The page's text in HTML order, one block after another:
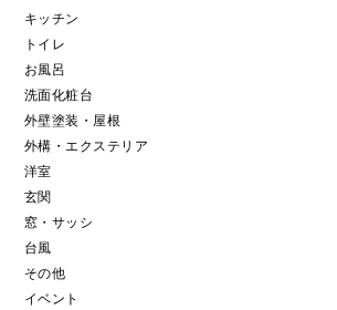
キッチン
トイレ
お風呂
洗面化粧台
外壁塗装・屋根
外構・エクステリア
洋室
玄関
窓・サッシ
台風
その他
イベント